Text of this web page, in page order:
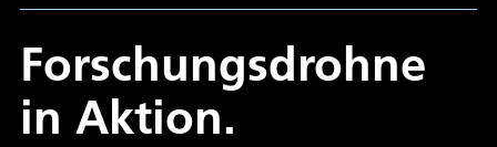
Forschungsdrohne
in Aktion.